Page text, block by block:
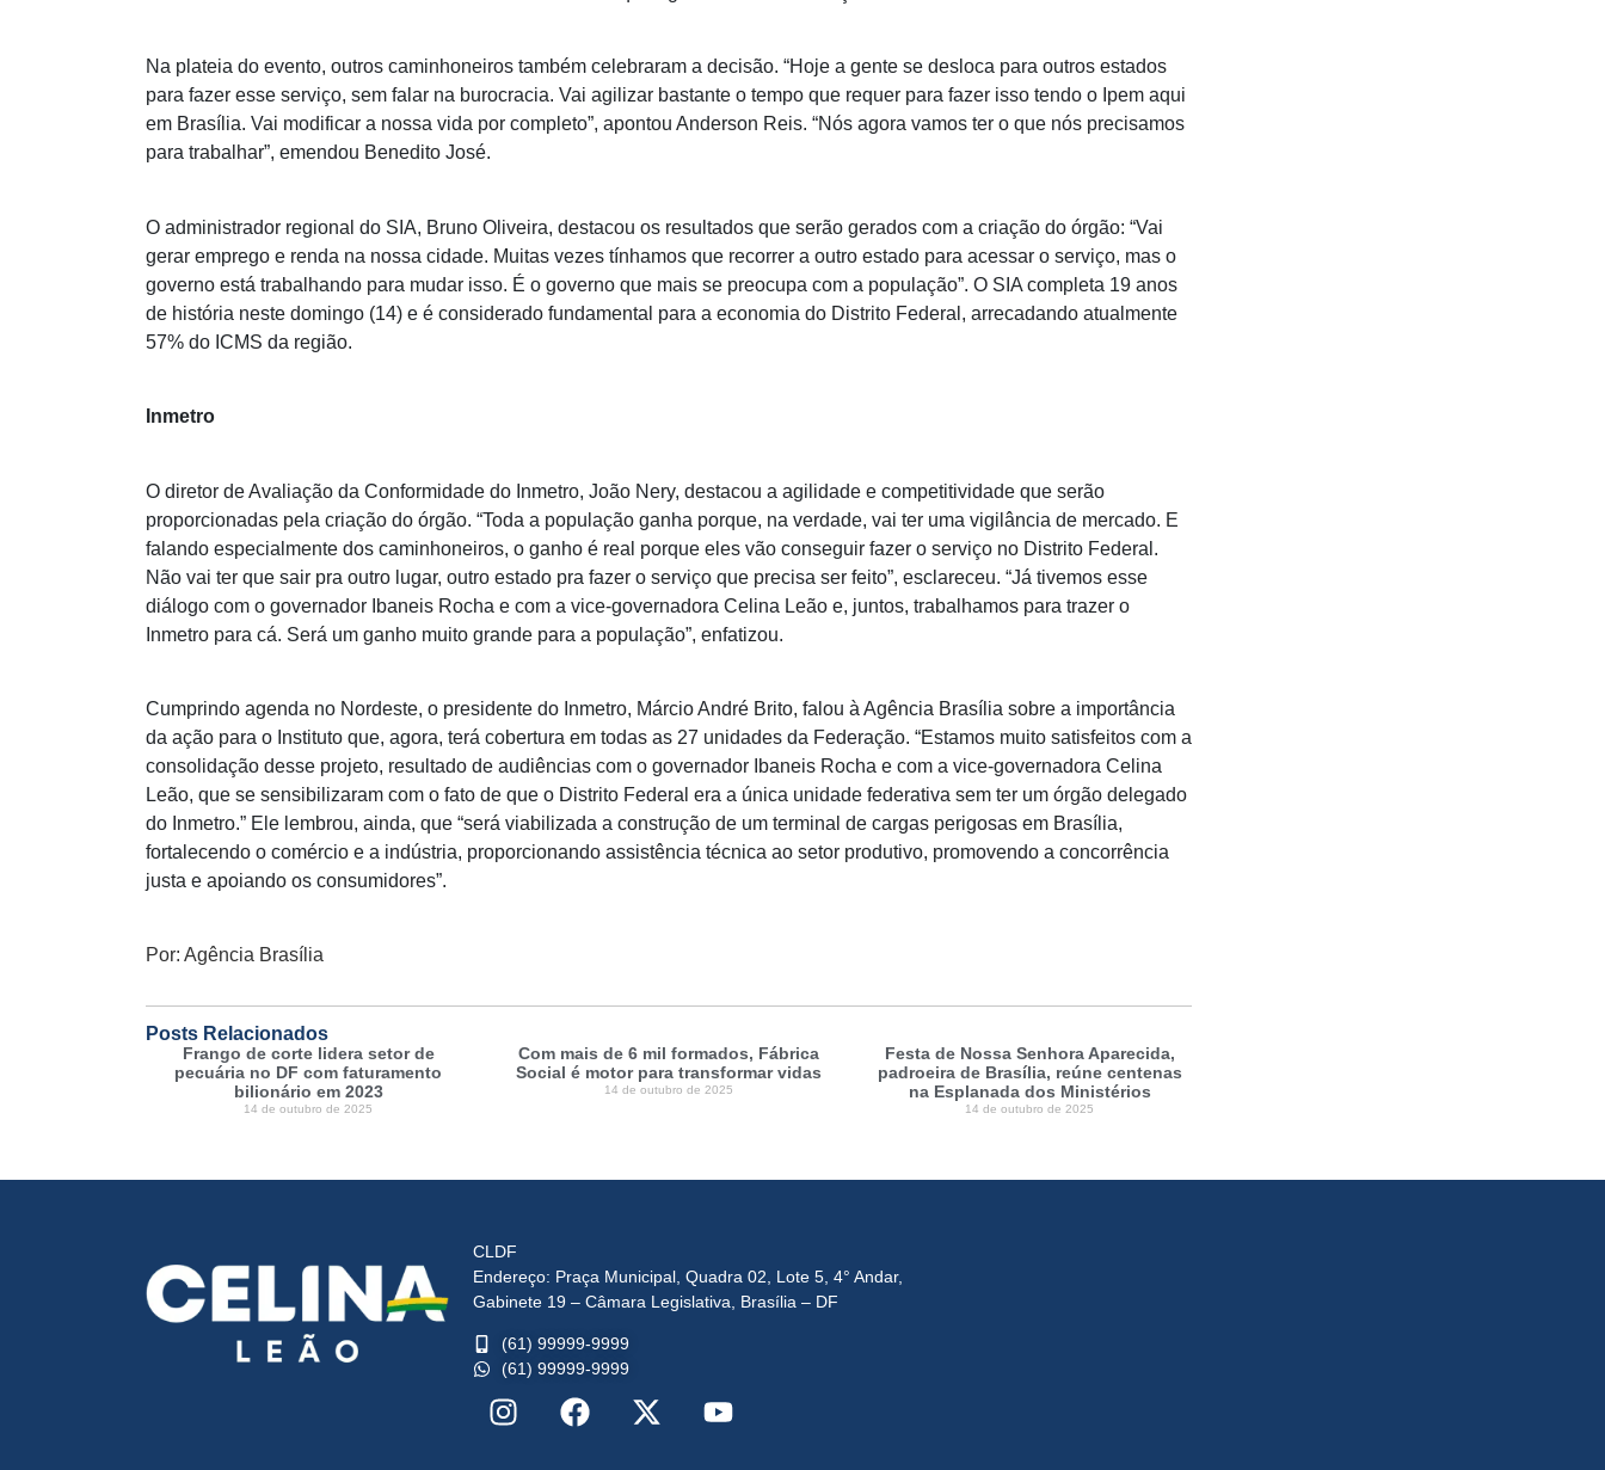
Na plateia do evento, outros caminhoneiros também celebraram a decisão. “Hoje a gente se desloca para outros estados
para fazer esse serviço, sem falar na burocracia. Vai agilizar bastante o tempo que requer para fazer isso tendo o Ipem aqui
em Brasília. Vai modificar a nossa vida por completo”, apontou Anderson Reis. “Nós agora vamos ter o que nós precisamos
para trabalhar”, emendou Benedito José.
O administrador regional do SIA, Bruno Oliveira, destacou os resultados que serão gerados com a criação do órgão: “Vai
gerar emprego e renda na nossa cidade. Muitas vezes tínhamos que recorrer a outro estado para acessar o serviço, mas o
governo está trabalhando para mudar isso. É o governo que mais se preocupa com a população”. O SIA completa 19 anos
de história neste domingo (14) e é considerado fundamental para a economia do Distrito Federal, arrecadando atualmente
57% do ICMS da região.
Inmetro
O diretor de Avaliação da Conformidade do Inmetro, João Nery, destacou a agilidade e competitividade que serão
proporcionadas pela criação do órgão. “Toda a população ganha porque, na verdade, vai ter uma vigilância de mercado. E
falando especialmente dos caminhoneiros, o ganho é real porque eles vão conseguir fazer o serviço no Distrito Federal.
Não vai ter que sair pra outro lugar, outro estado pra fazer o serviço que precisa ser feito”, esclareceu. “Já tivemos esse
diálogo com o governador Ibaneis Rocha e com a vice-governadora Celina Leão e, juntos, trabalhamos para trazer o
Inmetro para cá. Será um ganho muito grande para a população”, enfatizou.
Cumprindo agenda no Nordeste, o presidente do Inmetro, Márcio André Brito, falou à Agência Brasília sobre a importância
da ação para o Instituto que, agora, terá cobertura em todas as 27 unidades da Federação. “Estamos muito satisfeitos com a
consolidação desse projeto, resultado de audiências com o governador Ibaneis Rocha e com a vice-governadora Celina
Leão, que se sensibilizaram com o fato de que o Distrito Federal era a única unidade federativa sem ter um órgão delegado
do Inmetro.” Ele lembrou, ainda, que “será viabilizada a construção de um terminal de cargas perigosas em Brasília,
fortalecendo o comércio e a indústria, proporcionando assistência técnica ao setor produtivo, promovendo a concorrência
justa e apoiando os consumidores”.
Por: Agência Brasília
Posts Relacionados
Frango de corte lidera setor de
pecuária no DF com faturamento
bilionário em 2023
14 de outubro de 2025
Com mais de 6 mil formados, Fábrica
Social é motor para transformar vidas
14 de outubro de 2025
Festa de Nossa Senhora Aparecida,
padroeira de Brasília, reúne centenas
na Esplanada dos Ministérios
14 de outubro de 2025
CLDF
Endereço: Praça Municipal, Quadra 02, Lote 5, 4° Andar,
Gabinete 19 – Câmara Legislativa, Brasília – DF
(61) 99999-9999
(61) 99999-9999